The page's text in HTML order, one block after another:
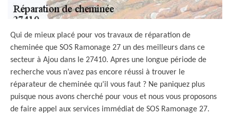
Qui de mieux placé pour vos travaux de réparation de
cheminée que SOS Ramonage 27 un des meilleurs dans ce
secteur à Ajou dans le 27410. Apres une longue période de
recherche vous n’avez pas encore réussi à trouver le
réparateur de cheminée qu’il vous faut ? Ne paniquez plus
puisque nous avons cherché pour vous et nous vous proposons
de faire appel aux services immédiat de SOS Ramonage 27.